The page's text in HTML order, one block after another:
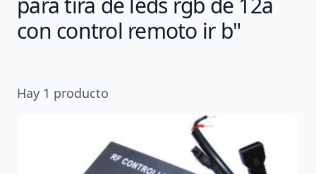
con control remoto ir b"
Hay 1 producto